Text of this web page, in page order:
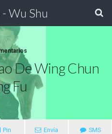
Wu Shu
De Wing Chun
Fu
Pin Envía SMS